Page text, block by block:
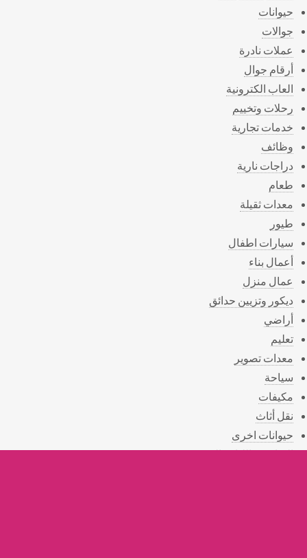
حيوانات
جوالات
عملات نادرة
أرقام جوال
العاب الكترونية
رحلات وتخييم
خدمات تجارية
وظائف
دراجات نارية
طعام
معدات ثقيلة
طيور
سيارات اطفال
أعمال بناء
عمال منزل
ديكور وتزيين حدائق
أراضي
تعليم
معدات تصوير
سياحة
مكيفات
نقل أثاث
حيوانات اخرى
الرياضة واللياقة البدنية